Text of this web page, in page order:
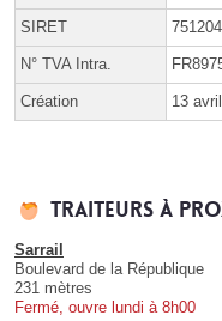
SIRET
N° TVA Intra.
Création 13
Traiteurs à
Sarrail
Boulevard de la République
231 mètres
Fermé, ouvre lundi à 8h00